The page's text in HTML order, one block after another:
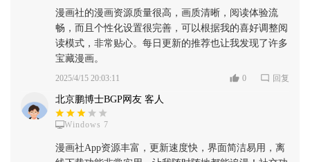
漫画社的漫画资源质量很高，画质清晰，阅读体验流
畅，而且个性化设置很完善，可以根据我的喜好调整阅
读模式，非常贴心。每日更新的推荐也让我发现了许多
宝藏漫画。
2025/4/15 20:03:11 0 回复
北京鹏博士BGP网友 客人
Windows 7
漫画社App资源丰富，更新速度快，界面简洁易用，离